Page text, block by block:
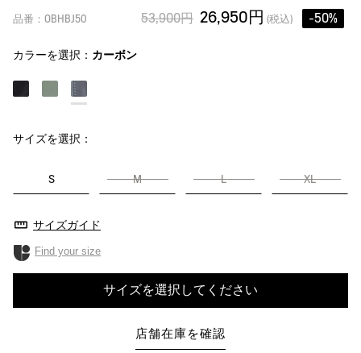
品番：OBHBJ50 53,900円 26,950円 (税込) -50%
カラーを選択： カーボン
サイズを選択：
S M L XL
サイズガイド
Find your size
サイズを選択してください
店舗在庫を確認